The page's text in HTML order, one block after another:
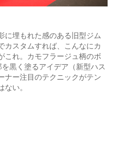
に埋もれた感のある旧型ジム
カスタムすれば、こんなにカ
これ。カモフラージュ柄のボ
黒く塗るアイデア（新型ハス
ナー注目のテクニックがテン
い。